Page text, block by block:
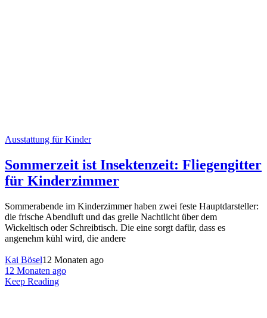
Ausstattung für Kinder
Sommerzeit ist Insektenzeit: Fliegengitter
für Kinderzimmer
Sommerabende im Kinderzimmer haben zwei feste Hauptdarsteller:
die frische Abendluft und das grelle Nachtlicht über dem
Wickeltisch oder Schreibtisch. Die eine sorgt dafür, dass es
angenehm kühl wird, die andere
Kai Bösel12 Monaten ago
12 Monaten ago
Keep Reading